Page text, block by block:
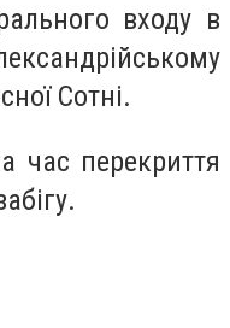
входу в
Сотні.
час перекриття